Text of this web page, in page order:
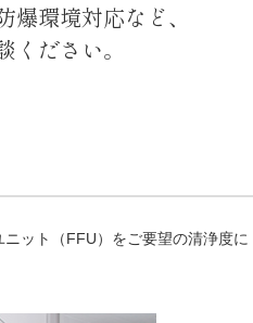
環境対応など、
ださい。
ット（FFU）をご要望の清浄度に